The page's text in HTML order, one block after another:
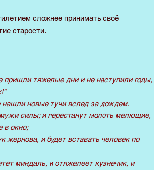
сложнее принимать своё
старости.
пришли тяжелые дни и не наступили годы,
нашли новые тучи вслед за дождем.
силы; и перестанут молоть мелющие,
в окно;
жернова, и будет вставать человек по
миндаль, и отяжелеет кузнечик, и